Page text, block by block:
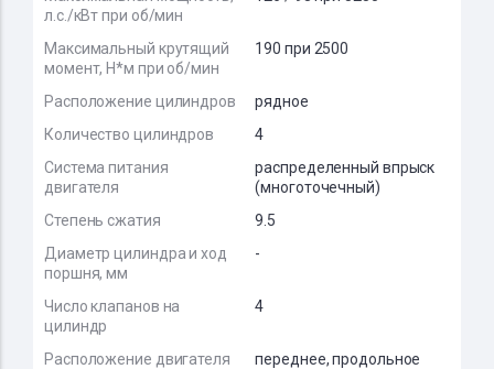
л.с./кВт при об/мин
Максимальный крутящий
момент, Н*м при об/мин
190 при 2500
Расположение цилиндров
рядное
Количество цилиндров
4
Система питания
двигателя
распределенный впрыск
(многоточечный)
Степень сжатия
9.5
Диаметр цилиндра и ход
поршня, мм
-
Число клапанов на
цилиндр
4
Расположение двигателя переднее, продольное